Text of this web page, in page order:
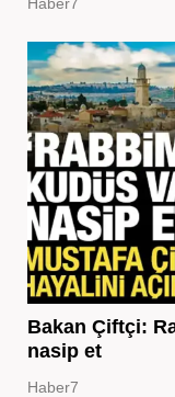
Bakan Çiftçi:
nasip et
Haber7